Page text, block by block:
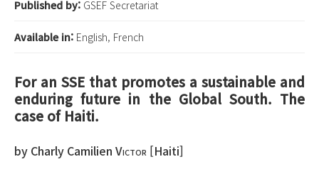
Published by: GSEF Secretariat
Available in: English, French
For an SSE that promotes a sustainable and
enduring future in the Global South. The
case of Haiti.
by Charly Camilien Victor [Haiti]